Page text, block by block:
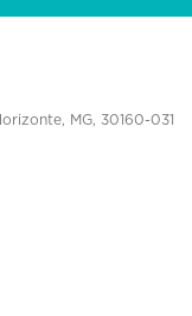
MG, 30160-031